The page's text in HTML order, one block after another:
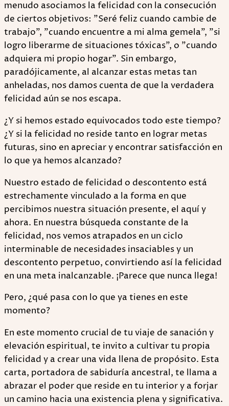
menudo asociamos la felicidad con la consecución
de ciertos objetivos: "Seré feliz cuando cambie de
trabajo", "cuando encuentre a mi alma gemela", "si
logro liberarme de situaciones tóxicas", o "cuando
adquiera mi propio hogar". Sin embargo,
paradójicamente, al alcanzar estas metas tan
anheladas, nos damos cuenta de que la verdadera
felicidad aún se nos escapa.
¿Y si hemos estado equivocados todo este tiempo?
¿Y si la felicidad no reside tanto en lograr metas
futuras, sino en apreciar y encontrar satisfacción en
lo que ya hemos alcanzado?
Nuestro estado de felicidad o descontento está
estrechamente vinculado a la forma en que
percibimos nuestra situación presente, el aquí y
ahora. En nuestra búsqueda constante de la
felicidad, nos vemos atrapados en un ciclo
interminable de necesidades insaciables y un
descontento perpetuo, convirtiendo así la felicidad
en una meta inalcanzable. ¡Parece que nunca llega!
Pero, ¿qué pasa con lo que ya tienes en este
momento?
En este momento crucial de tu viaje de sanación y
elevación espiritual, te invito a cultivar tu propia
felicidad y a crear una vida llena de propósito. Esta
carta, portadora de sabiduría ancestral, te llama a
abrazar el poder que reside en tu interior y a forjar
un camino hacia una existencia plena y significativa.